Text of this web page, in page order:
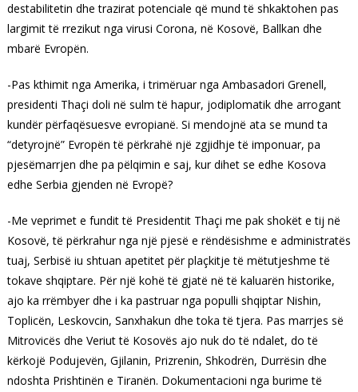
destabilitetin dhe trazirat potenciale që mund të shkaktohen pas
largimit të rrezikut nga virusi Corona, në Kosovë, Ballkan dhe
mbarë Evropën.
-Pas kthimit nga Amerika, i trimëruar nga Ambasadori Grenell,
presidenti Thaçi doli në sulm të hapur, jodiplomatik dhe arrogant
kundër përfaqësuesve evropianë. Si mendojnë ata se mund ta
“detyrojnë” Evropën të përkrahë një zgjidhje të imponuar, pa
pjesëmarrjen dhe pa pëlqimin e saj, kur dihet se edhe Kosova
edhe Serbia gjenden në Evropë?
-Me veprimet e fundit të Presidentit Thaçi me pak shokët e tij në
Kosovë, të përkrahur nga një pjesë e rëndësishme e administratës
tuaj, Serbisë iu shtuan apetitet për plaçkitje të mëtutjeshme të
tokave shqiptare. Për një kohë të gjatë në të kaluarën historike,
ajo ka rrëmbyer dhe i ka pastruar nga populli shqiptar Nishin,
Toplicën, Leskovcin, Sanxhakun dhe toka të tjera. Pas marrjes së
Mitrovicës dhe Veriut të Kosovës ajo nuk do të ndalet, do të
kërkojë Podujevën, Gjilanin, Prizrenin, Shkodrën, Durrësin dhe
ndoshta Prishtinën e Tiranën. Dokumentacioni nga burime të